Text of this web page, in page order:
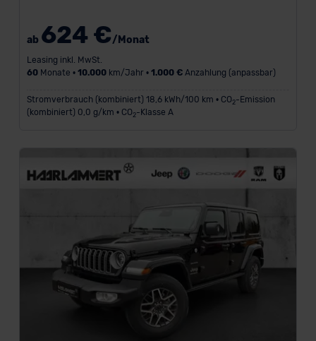
ab 624 €/Monat
Leasing inkl. MwSt.
60Monate • 10.000km/Jahr • 1.000 €Anzahlung (anpassbar)
Stromverbrauch (kombiniert) 18,6 kWh/100 km • CO 2-Emission
(kombiniert) 0,0 g/km • CO 2-Klasse A